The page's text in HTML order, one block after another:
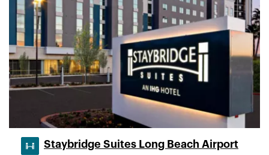
Staybridge Suites Long Beach Airport